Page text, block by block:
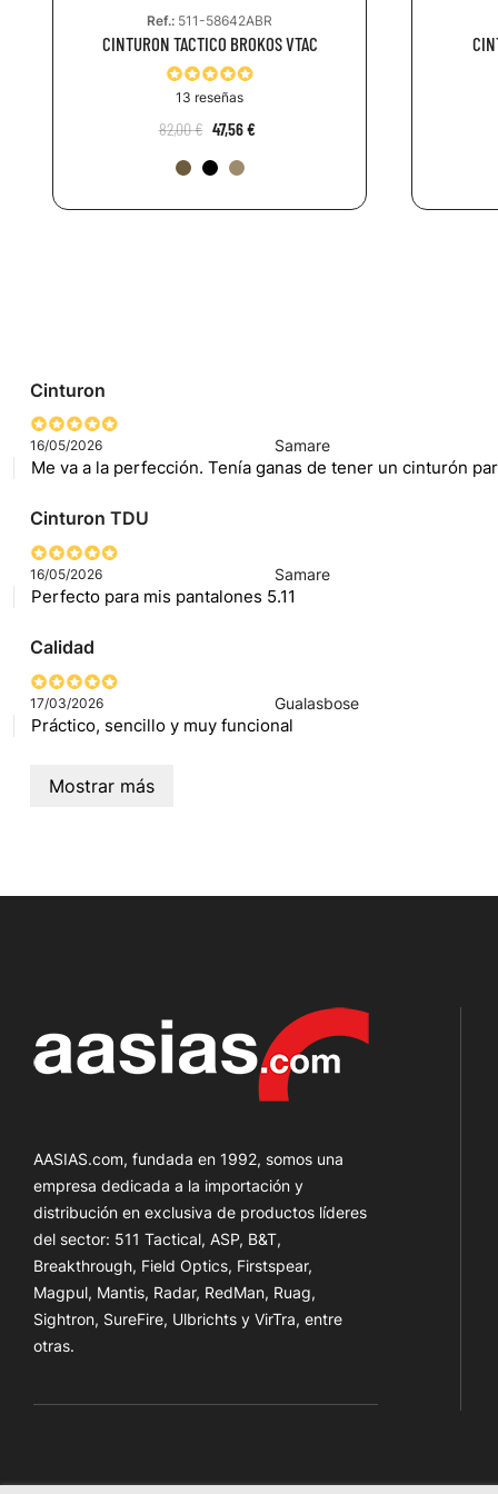
Ref.: 511-58642ABR
CINTURON TACTICO BROKOS VTAC
13 reseñas
82,00 € 47,56 €
Cinturon
16/05/2026 Samare
Me va a la perfección. Tenía ganas de tener un cinturón
Cinturon TDU
16/05/2026 Samare
Perfecto para mis pantalones 5.11
Calidad
17/03/2026 Gualasbose
Práctico, sencillo y muy funcional
Mostrar más
AASIAS.com, fundada en 1992, somos una
empresa dedicada a la importación y
distribución en exclusiva de productos líderes
del sector: 511 Tactical, ASP, B&T,
Breakthrough, Field Optics, Firstspear,
Magpul, Mantis, Radar, RedMan, Ruag,
Sightron, SureFire, Ulbrichts y VirTra, entre
otras.